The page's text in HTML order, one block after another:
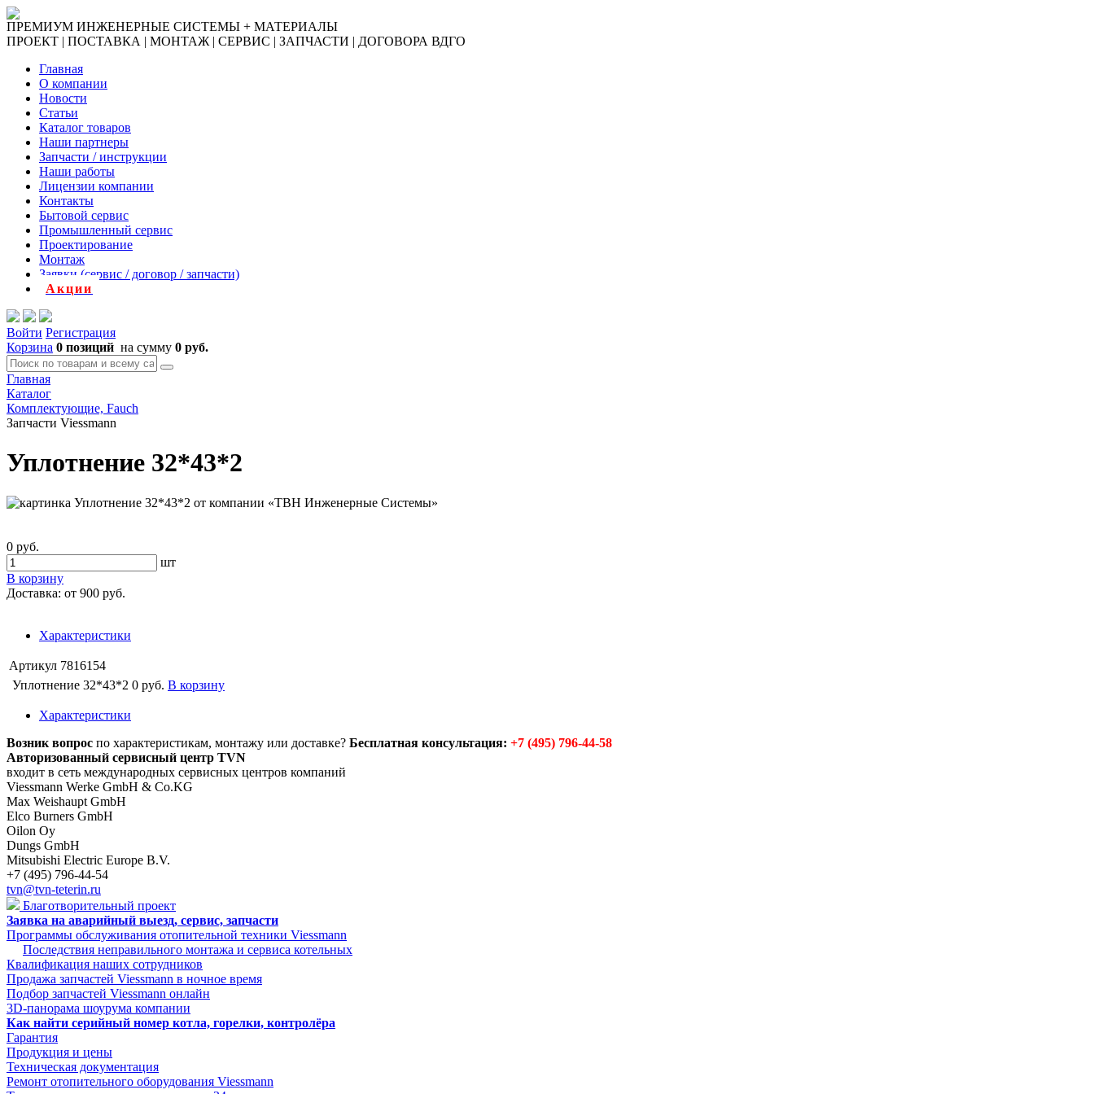
ПРЕМИУМ ИНЖЕНЕРНЫЕ СИСТЕМЫ + МАТЕРИАЛЫ
ПРОЕКТ | ПОСТАВКА | МОНТАЖ | СЕРВИС | ЗАПЧАСТИ | ДОГОВОРА ВДГО
Главная
О компании
Новости
Статьи
Каталог товаров
Наши партнеры
Запчасти / инструкции
Наши работы
Лицензии компании
Контакты
Бытовой сервис
Промышленный сервис
Проектирование
Монтаж
Заявки (сервис / договор / запчасти)
Акции
Войти Регистрация
Корзина 0 позиций на сумму 0 руб.
Главная
Каталог
Комплектующие, Fauch
Запчасти Viessmann
Уплотнение 32*43*2
0 руб.
шт
В корзину
Доставка: от 900 руб.
Характеристики
Артикул 7816154
Уплотнение 32*43*2 0 руб. В корзину
Характеристики
Возник вопрос по характеристикам, монтажу или доставке? Бесплатная консультация: +7 (495) 796-44-58
Авторизованный сервисный центр TVN
входит в сеть международных сервисных центров компаний
Viessmann Werke GmbH & Co.KG
Max Weishaupt GmbH
Elco Burners GmbH
Oilon Oy
Dungs GmbH
Mitsubishi Electric Europe B.V.
+7 (495) 796-44-54
tvn@tvn-teterin.ru
Благотворительный проект
Заявка на аварийный выезд, сервис, запчасти
Программы обслуживания отопительной техники Viessmann
Последствия неправильного монтажа и сервиса котельных
Квалификация наших сотрудников
Продажа запчастей Viessmann в ночное время
Подбор запчастей Viessmann онлайн
3D-панорама шоурума компании
Как найти серийный номер котла, горелки, контролёра
Гарантия
Продукция и цены
Техническая документация
Ремонт отопительного оборудования Viessmann